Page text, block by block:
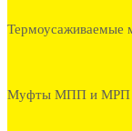
Муфты МПП и МРП